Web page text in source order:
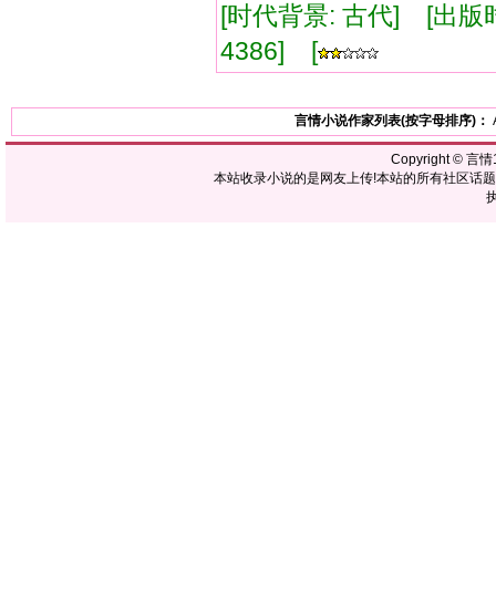
[时代背景: 古代] [出
4386] [
言情小说作家列表(按字母排序)：
Copyright © 言情
本站收录小说的是网友上传!本站的所有社区话